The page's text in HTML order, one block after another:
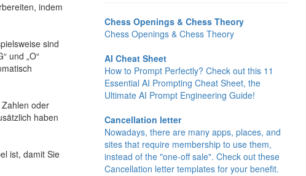
indem
sind
und „O“
oder
haben
ist, damit Sie
Chess Openings & Chess Theory
Chess Openings & Chess Theory
AI Cheat Sheet
How to Prompt Perfectly? Check out this 11
Essential AI Prompting Cheat Sheet, the
Ultimate AI Prompt Engineering Guide!
Cancellation letter
Nowadays, there are many apps, places, and
sites that require membership to use them,
instead of the "one-off sale". Check out these
Cancellation letter templates for your benefit.